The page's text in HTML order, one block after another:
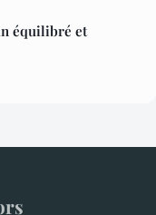
équilibré et